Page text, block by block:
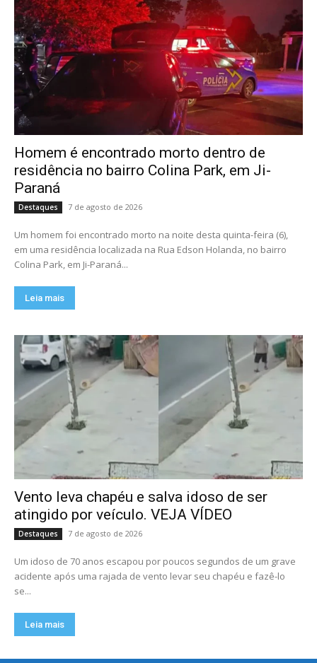
Homem é encontrado morto dentro de
residência no bairro Colina Park, em Ji-
Paraná
Destaques 7 de agosto de 2026
Um homem foi encontrado morto na noite desta quinta-feira (6),
em uma residência localizada na Rua Edson Holanda, no bairro
Colina Park, em Ji-Paraná...
Leia mais
Vento leva chapéu e salva idoso de ser
atingido por veículo. VEJA VÍDEO
Destaques 7 de agosto de 2026
Um idoso de 70 anos escapou por poucos segundos de um grave
acidente após uma rajada de vento levar seu chapéu e fazê-lo
se...
Leia mais